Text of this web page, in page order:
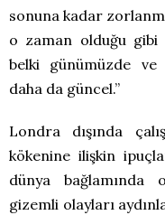
sonuna kadar
o zaman olduğu
belki günümüzde ve
daha da güncel.”
Londra dışında
kökenine ilişkin
dünya bağlamında
gizemli olayları